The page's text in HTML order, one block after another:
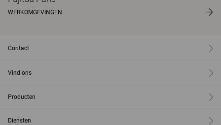
WERKOMGEVINGEN
Contact
Vind ons
Producten
Diensten